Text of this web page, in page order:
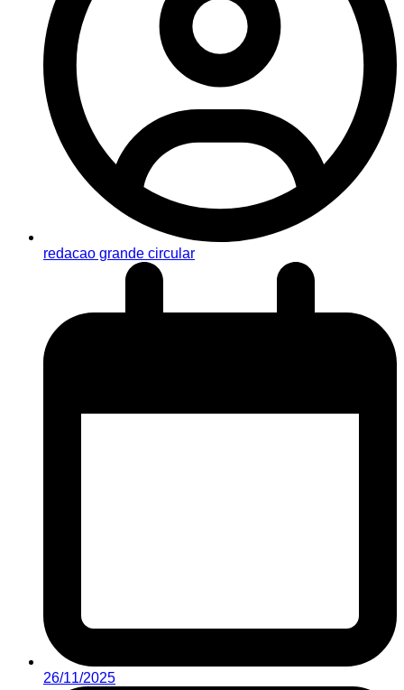
redacao grande circular
26/11/2025